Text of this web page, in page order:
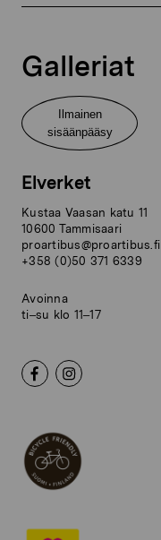
Galleriat
Ilmainen
sisäänpääsy
Elverket
Kustaa Vaasan katu 11
10600 Tammisaari
proartibus@proartibus.fi
+358 (0)50 371 6339
Avoinna
ti–su klo 11–17